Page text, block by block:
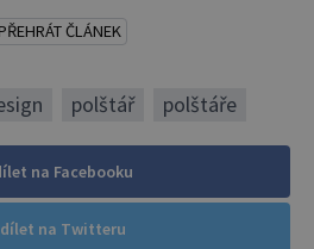
ČLÁNEK
polštář polštáře
na Facebooku
na Twitteru